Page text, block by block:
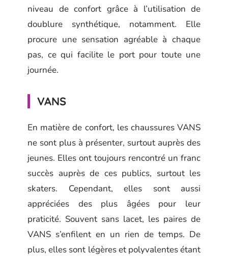
niveau de confort grâce à l’utilisation de
doublure synthétique, notamment. Elle
procure une sensation agréable à chaque
pas, ce qui facilite le port pour toute une
journée.
VANS
En matière de confort, les chaussures VANS
ne sont plus à présenter, surtout auprès des
jeunes. Elles ont toujours rencontré un franc
succès auprès de ces publics, surtout les
skaters. Cependant, elles sont aussi
appréciées des plus âgées pour leur
praticité. Souvent sans lacet, les paires de
VANS s’enfilent en un rien de temps. De
plus, elles sont légères et polyvalentes étant